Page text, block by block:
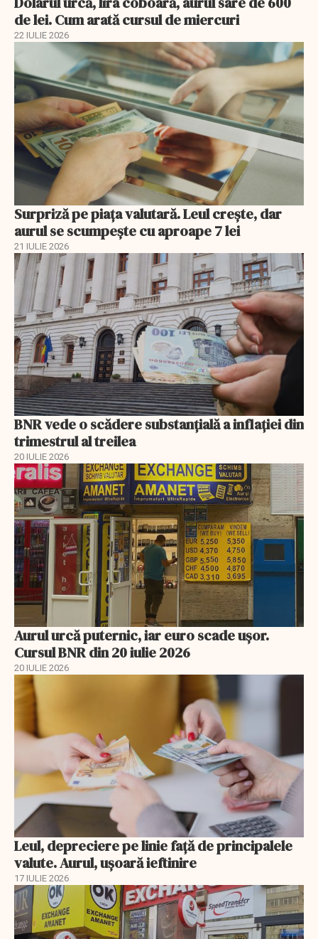
de lei. Cum arată cursul de miercuri
22 IULIE 2026
Surpriză pe piața valutară. Leul crește, dar
aurul se scumpește cu aproape 7 lei
21 IULIE 2026
BNR vede o scădere substanţială a inflaţiei din
trimestrul al treilea
20 IULIE 2026
Aurul urcă puternic, iar euro scade ușor.
Cursul BNR din 20 iulie 2026
20 IULIE 2026
Leul, depreciere pe linie faţă de principalele
valute. Aurul, uşoară ieftinire
17 IULIE 2026